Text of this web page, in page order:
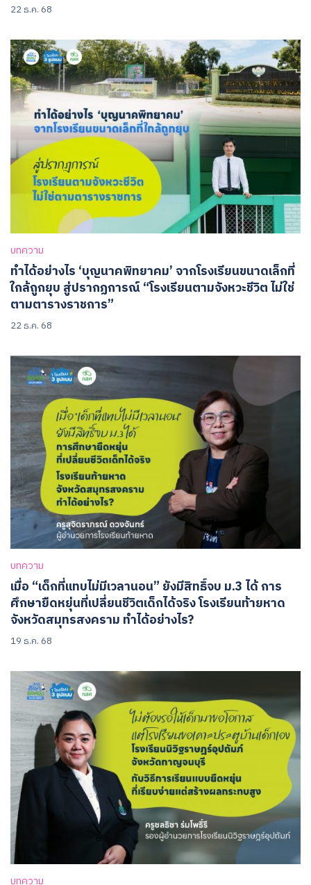
22 ธ.ค. 68
บทความ
ทำได้อย่างไร ‘บุญนาคพิทยาคม’ จากโรงเรียนขนาดเล็กที่
ใกล้ถูกยุบ สู่ปรากฏการณ์ “โรงเรียนตามจังหวะชีวิต ไม่ใช่
ตามตารางราชการ”
22 ธ.ค. 68
บทความ
เมื่อ “เด็กที่แทบไม่มีเวลานอน” ยังมีสิทธิ์จบ ม.3 ได้ การ
ศึกษายืดหยุ่นที่เปลี่ยนชีวิตเด็กได้จริง โรงเรียนท้ายหาด
จังหวัดสมุทรสงคราม ทำได้อย่างไร?
19 ธ.ค. 68